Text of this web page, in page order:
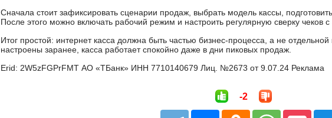
Сначала стоит зафиксировать сценарии продаж, выбрать модель кассы,
После этого можно включать рабочий режим и настроить регулярную сверку чеков с
Итог простой: интернет касса должна быть частью бизнес-процесса, а не отдельной
настроены заранее, касса работает спокойно даже в дни пиковых продаж.
Erid: 2W5zFGPrFMT АО «ТБанк» ИНН 7710140679 Лиц. №2673 от 9.07.24 Реклама
-2